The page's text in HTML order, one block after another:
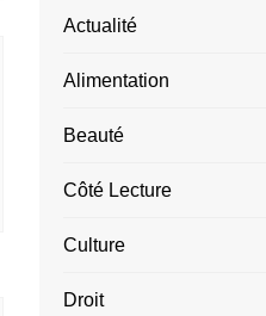
Actualité
Alimentation
Beauté
Côté Lecture
Culture
Droit